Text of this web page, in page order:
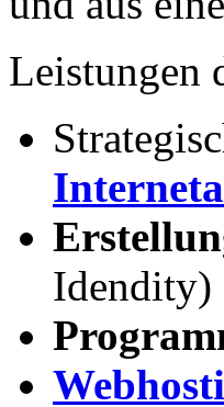
Leistungen
Idendity)